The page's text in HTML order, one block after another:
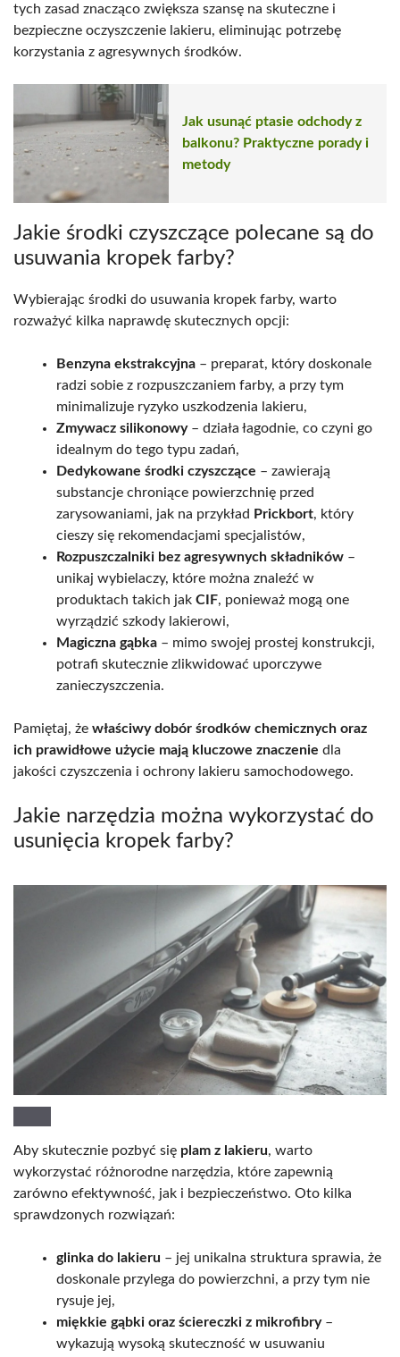
tych zasad znacząco zwiększa szansę na skuteczne i
bezpieczne oczyszczenie lakieru, eliminując potrzebę
korzystania z agresywnych środków.
Jak usunąć ptasie odchody z
balkonu? Praktyczne porady i
metody
Jakie środki czyszczące polecane są do
usuwania kropek farby?
Wybierając środki do usuwania kropek farby, warto
rozważyć kilka naprawdę skutecznych opcji:
Benzyna ekstrakcyjna – preparat, który doskonale
radzi sobie z rozpuszczaniem farby, a przy tym
minimalizuje ryzyko uszkodzenia lakieru,
Zmywacz silikonowy– działa łagodnie, co czyni go
idealnym do tego typu zadań,
Dedykowane środki czyszczące – zawierają
substancje chroniące powierzchnię przed
zarysowaniami, jak na przykład Prickbort, który
cieszy się rekomendacjami specjalistów,
Rozpuszczalniki bez agresywnych składników –
unikaj wybielaczy, które można znaleźć w
produktach takich jak CIF, ponieważ mogą one
wyrządzić szkody lakierowi,
Magiczna gąbka – mimo swojej prostej konstrukcji,
potrafi skutecznie zlikwidować uporczywe
zanieczyszczenia.
Pamiętaj, że właściwy dobór środków chemicznych oraz
ich prawidłowe użycie mają kluczowe znaczenie dla
jakości czyszczenia i ochrony lakieru samochodowego.
Jakie narzędzia można wykorzystać do
usunięcia kropek farby?
Aby skutecznie pozbyć się plam z lakieru, warto
wykorzystać różnorodne narzędzia, które zapewnią
zarówno efektywność, jak i bezpieczeństwo. Oto kilka
sprawdzonych rozwiązań:
glinka do lakieru – jej unikalna struktura sprawia, że
doskonale przylega do powierzchni, a przy tym nie
rysuje jej,
miękkie gąbki oraz ściereczki z mikrofibry–
wykazują wysoką skuteczność w usuwaniu